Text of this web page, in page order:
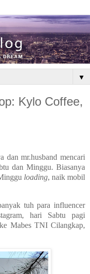
▼
Kylo Coffee,
dan mr.husband mencari
dan Minggu. Biasanya
loading, naik mobil
tuh para influencer
hari Sabtu pagi
Mabes TNI Cilangkap,